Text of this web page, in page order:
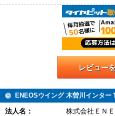
レビュー
ENEOSウイング 木曽川インター
法人名： 株式会社ＥＮ